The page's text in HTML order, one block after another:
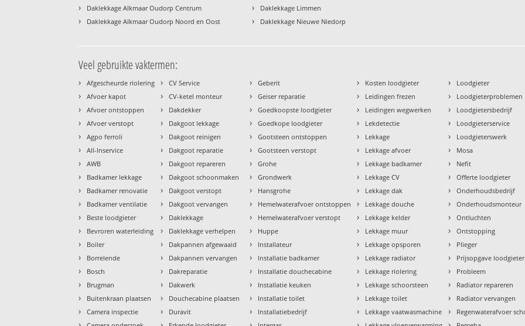
› Daklekkage Alkmaar Oudorp Centrum
› Daklekkage Alkmaar Oudorp Noord en Oost
› Daklekkage Limmen
› Daklekkage Nieuwe Niedorp
Veel gebruikte vaktermen:
› Afgescheurde riolering
› Afvoer kapot
› Afvoer ontstoppen
› Afvoer verstopt
› Agpo ferroli
› All-Inservice
› AWB
› Badkamer lekkage
› Badkamer renovatie
› Badkamer ventilatie
› Beste loodgieter
› Bevroren waterleiding
› Boiler
› Borrelende
› Bosch
› Brugman
› Buitenkraan plaatsen
› Camera inspectie
› CV Service
› CV-ketel monteur
› Dakdekker
› Dakgoot lekkage
› Dakgoot reinigen
› Dakgoot reparatie
› Dakgoot repareren
› Dakgoot schoonmaken
› Dakgoot verstopt
› Dakgoot vervangen
› Daklekkage
› Daklekkage verhelpen
› Dakpannen afgewaaid
› Dakpannen vervangen
› Dakreparatie
› Dakwerk
› Douchecabine plaatsen
› Duravit
› Geberit
› Geiser reparatie
› Goedkoopste loodgieter
› Goedkope loodgieter
› Gootsteen ontstoppen
› Gootsteen verstopt
› Grohe
› Grondwerk
› Hansgrohe
› Hemelwaterafvoer ontstoppen
› Hemelwaterafvoer verstopt
› Huppe
› Installateur
› Installatie badkamer
› Installatie douchecabine
› Installatie keuken
› Installatie toilet
› Installatiebedrijf
› Kosten loodgieter
› Leidingen frezen
› Leidingen wegwerken
› Lekdetectie
› Lekkage
› Lekkage afvoer
› Lekkage badkamer
› Lekkage CV
› Lekkage dak
› Lekkage douche
› Lekkage kelder
› Lekkage muur
› Lekkage opsporen
› Lekkage radiator
› Lekkage riolering
› Lekkage schoorsteen
› Lekkage toilet
› Lekkage vaatwasmachine
› Loodgieter
› Loodgieterproblemen
› Loodgietersbedrijf
› Loodgieterservice
› Loodgieterswerk
› Mosa
› Nefit
› Offerte loodgieter
› Onderhoudsbedrijf
› Onderhoudsmonteur
› Ontluchten
› Ontstopping
› Plieger
› Prijsopgave loodgieter
› Probleem
› Radiator repareren
› Radiator vervangen
› Regenwaterafvoer